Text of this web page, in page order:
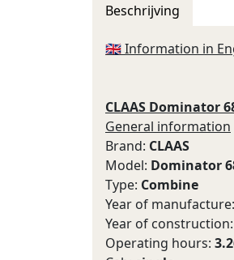
Beschrijving
🇬🇧 Information in
CLAAS Dominator
General information
Brand: CLAAS
Model: Dominator
Type: Combine
Year of manufacture:
Year of construction:
Operating hours: